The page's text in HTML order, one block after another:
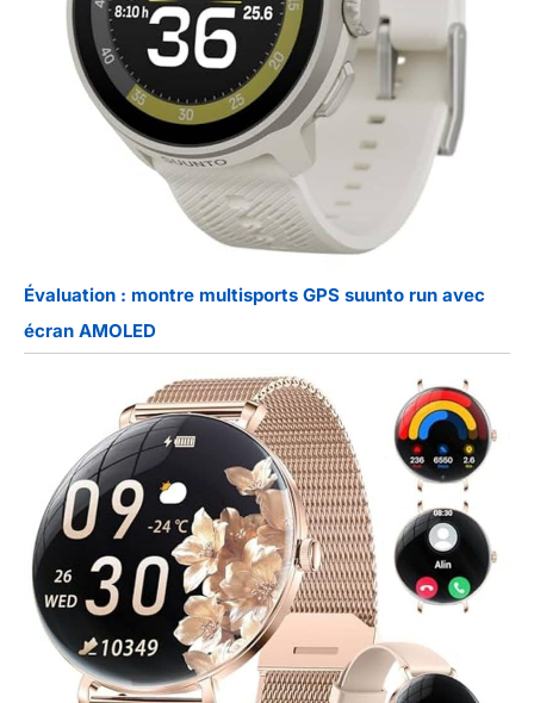
Évaluation : montre multisports GPS suunto run avec
écran AMOLED